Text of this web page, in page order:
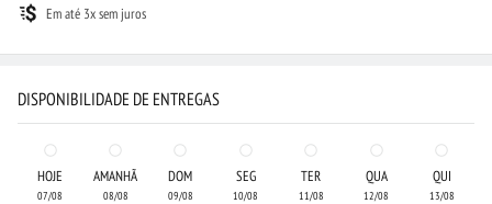
Em até 3x sem juros
DISPONIBILIDADE DE ENTREGAS
HOJE
07/08
AMANHÃ
08/08
DOM
09/08
SEG
10/08
TER
11/08
QUA
12/08
QUI
13/08